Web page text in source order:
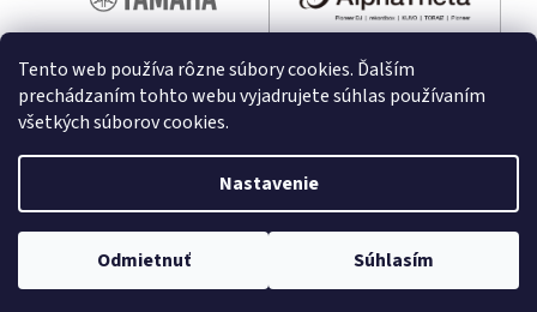
Tento web používa rôzne súbory cookies. Ďalším
prechádzaním tohto webu vyjadrujete súhlas používaním
všetkých súborov cookies.
Nastavenie
Odmietnuť Súhlasím
Vytvoril Shoptet
Copyright 2026melodyshop.sk. Všetky práva vyhradené.
Upraviť nastavenie cookies